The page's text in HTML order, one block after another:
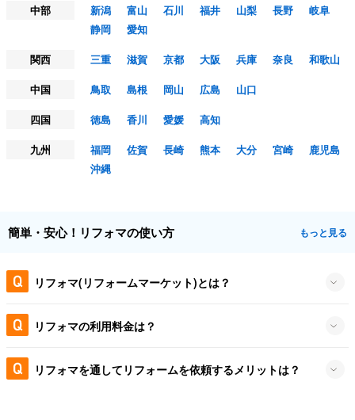
中部
新潟 富山 石川 福井 山梨 長野
岐阜
静岡
愛知
関西
三重 滋賀 京都 大阪 兵庫 奈良
和歌山
中国
鳥取 島根 岡山 広島
山口
四国
徳島 香川 愛媛
高知
九州
福岡 佐賀 長崎 熊本 大分 宮崎
鹿児島
沖縄
簡単・安心！リフォマの使い方 もっと見る
リフォマ(リフォームマーケット)とは？
リフォマの利用料金は？
リフォマを通してリフォームを依頼するメリットは？